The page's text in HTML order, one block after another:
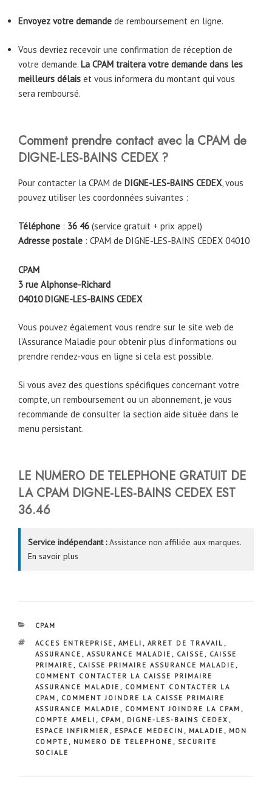
Envoyez votre demande de remboursement en ligne.
Vous devriez recevoir une confirmation de réception de
votre demande. La CPAM traitera votre demande dans les
meilleurs délais et vous informera du montant qui vous
sera remboursé.
Comment prendre contact avec la CPAM de
DIGNE-LES-BAINS CEDEX ?
Pour contacter la CPAM de DIGNE-LES-BAINS CEDEX, vous
pouvez utiliser les coordonnées suivantes :
Téléphone : 36 46 (service gratuit + prix appel)
Adresse postale : CPAM de DIGNE-LES-BAINS CEDEX 04010
CPAM
3 rue Alphonse-Richard
04010 DIGNE-LES-BAINS CEDEX
Vous pouvez également vous rendre sur le site web de
l’Assurance Maladie pour obtenir plus d’informations ou
prendre rendez-vous en ligne si cela est possible.
Si vous avez des questions spécifiques concernant votre
compte, un remboursement ou un abonnement, je vous
recommande de consulter la section aide située dans le
menu persistant.
LE NUMERO DE TELEPHONE GRATUIT DE
LA CPAM DIGNE-LES-BAINS CEDEX EST
36.46
Service indépendant :Assistance non affiliée aux marques.
En savoir plus
CATÉGORIES
CPAM
ÉTIQUETTES
ACCES ENTREPRISE , AMELI , ARRET DE TRAVAIL ,
ASSURANCE , ASSURANCE MALADIE , CAISSE , CAISSE
PRIMAIRE , CAISSE PRIMAIRE ASSURANCE MALADIE ,
COMMENT CONTACTER LA CAISSE PRIMAIRE
ASSURANCE MALADIE , COMMENT CONTACTER LA
CPAM , COMMENT JOINDRE LA CAISSE PRIMAIRE
ASSURANCE MALADIE , COMMENT JOINDRE LA CPAM ,
COMPTE AMELI , CPAM , DIGNE-LES-BAINS CEDEX ,
ESPACE INFIRMIER , ESPACE MEDECIN , MALADIE , MON
COMPTE , NUMERO DE TELEPHONE , SECURITE
SOCIALE